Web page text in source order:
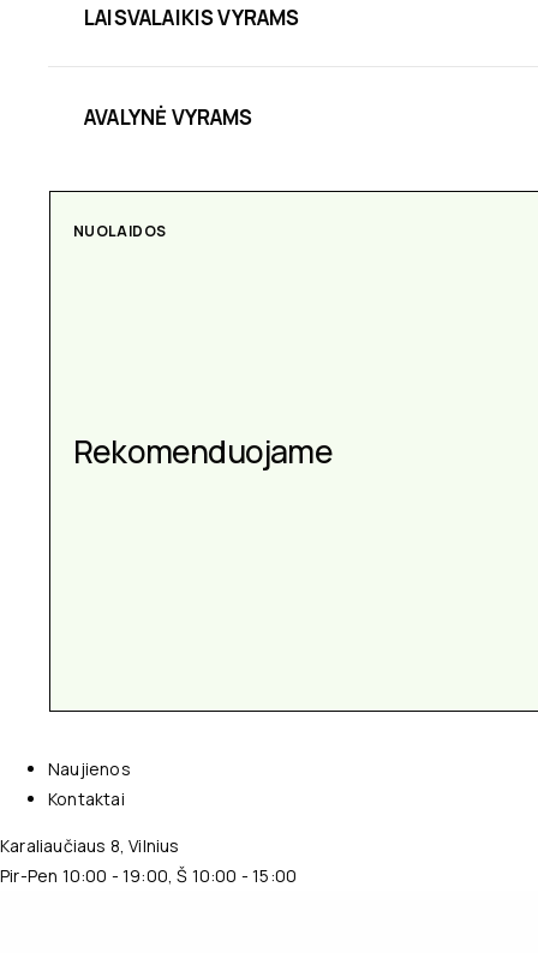
LAISVALAIKIS VYRAMS
AVALYNĖ VYRAMS
NUOLAIDOS
Rekomenduojame
AKSESUARAI
Aksesuarai kiekvienai
progai
Naujienos
Kontaktai
Karaliaučiaus 8, Vilnius
Pir-Pen 10:00 - 19:00, Š 10:00 - 15:00